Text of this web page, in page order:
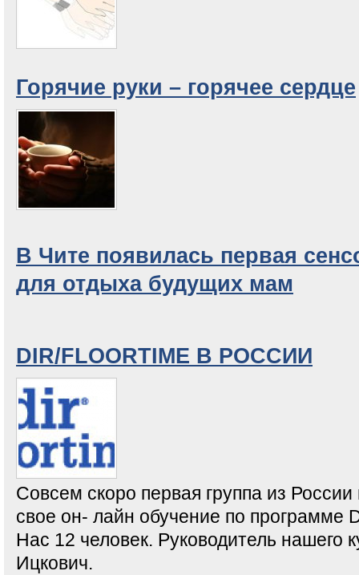
Горячие руки – горячее сердце
В Чите появилась первая
для отдыха будущих мам
DIR/FLOORTIME В РОССИИ
Совсем скоро первая группа из
свое он- лайн обучение по программе
Нас 12 человек. Руководитель нашего
Ицкович.